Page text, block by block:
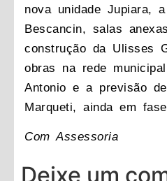
nova unidade Jupiara,
Bescancin, salas
construção da Ulisses
obras na rede
Antonio e a previsão
Marqueti, ainda em
Com Assessoria
Deixe um